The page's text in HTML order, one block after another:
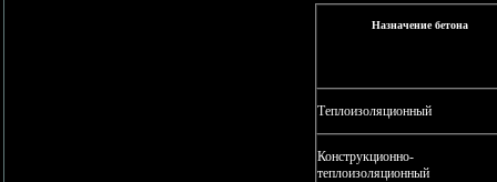
Назначение бетона
Теплоизоляционный
Конструкционно-
теплоизоляционный